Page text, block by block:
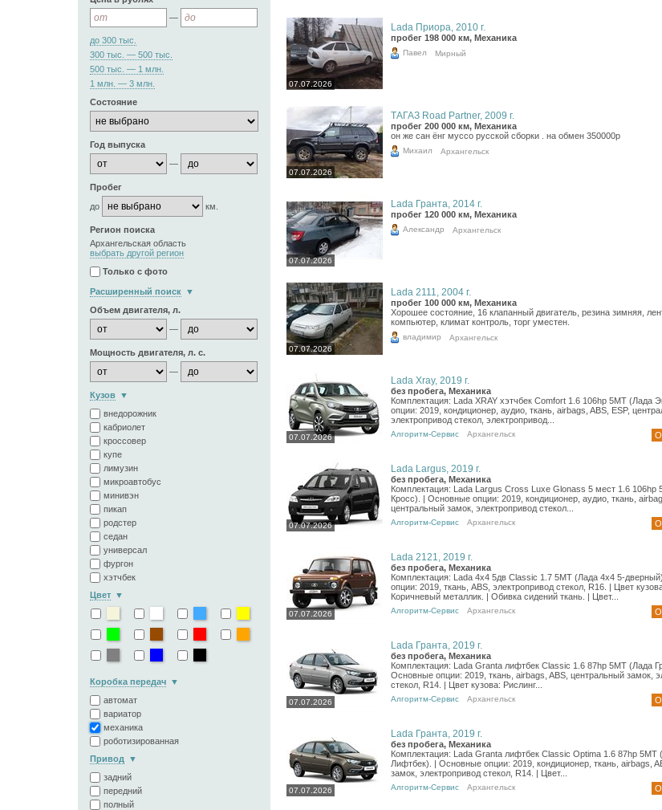
—
до 300 тыс.
300 тыс. — 500 тыс.
500 тыс. — 1 млн.
1 млн. — 3 млн.
Состояние
Год выпуска
—
Пробег
до
км.
Регион поиска
Архангельская область
выбрать другой регион
Только с фото
Расширенный поиск
Объем двигателя, л.
—
Мощность двигателя, л. с.
—
Кузов
внедорожник
кабриолет
кроссовер
купе
лимузин
микроавтобус
минивэн
пикап
родстер
седан
универсал
фургон
хэтчбек
Цвет
Коробка передач
автомат
вариатор
механика
роботизированная
Привод
задний
передний
полный
07.07.2026
Lada Приора, 2010 г.
пробег 198 000 км, Механика
Павел Мирный
07.07.2026
ТАГАЗ Road Partner, 2009 г.
пробег 200 000 км, Механика
он же сан ёнг муссо русской сборки . на обмен 350000р
Михаил Архангельск
07.07.2026
Lada Гранта, 2014 г.
пробег 120 000 км, Механика
Александр Архангельск
07.07.2026
Lada 2111, 2004 г.
пробег 100 000 км, Механика
Хорошее состояние, 16 клапанный двигатель, резина зимняя,
компьютер, климат контроль, торг уместен.
владимир Архангельск
07.07.2026
Lada Xray, 2019 г.
без пробега, Механика
Комплектация: Lada XRAY хэтчбек Comfort 1.6 106hp 5MT (Лада
опции: 2019, кондиционер, аудио, ткань, airbags, ABS, ESP,
электропривод стекол, электропривод...
Алгоритм-Сервис Архангельск
07.07.2026
Lada Largus, 2019 г.
без пробега, Механика
Комплектация: Lada Largus Cross Luxe Glonass 5 мест 1.6 106hp
Кросс). | Основные опции: 2019, кондиционер, аудио, ткань,
центральный замок, электропривод стекол...
Алгоритм-Сервис Архангельск
07.07.2026
Lada 2121, 2019 г.
без пробега, Механика
Комплектация: Lada 4x4 5дв Classic 1.7 5MT (Лада 4х4 5-
опции: 2019, ткань, ABS, электропривод стекол, R16. | Цвет
Коричневый металлик. | Обивка сидений ткань. | Цвет...
Алгоритм-Сервис Архангельск
07.07.2026
Lada Гранта, 2019 г.
без пробега, Механика
Комплектация: Lada Granta лифтбек Classic 1.6 87hp 5MT (Лада
Основные опции: 2019, ткань, airbags, ABS, центральный замок,
стекол, R14. | Цвет кузова: Рислинг...
Алгоритм-Сервис Архангельск
07.07.2026
Lada Гранта, 2019 г.
без пробега, Механика
Комплектация: Lada Granta лифтбек Classic Optima 1.6 87hp 5MT
Лифтбек). | Основные опции: 2019, кондиционер, ткань, airbags,
замок, электропривод стекол, R14. | Цвет...
Алгоритм-Сервис Архангельск